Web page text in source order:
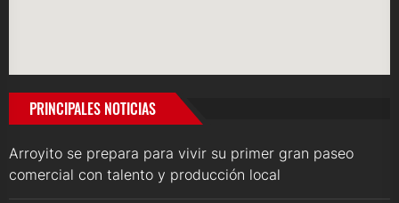
PRINCIPALES NOTICIAS
Arroyito se prepara para vivir su primer gran paseo
comercial con talento y producción local